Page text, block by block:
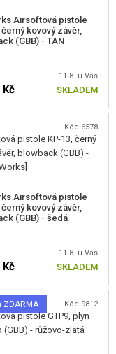
Airsoftová pistole
černý kovový závěr,
(GBB) - TAN
11.8. u Vás
Kč SKLADEM
Kód 6578
Airsoftová pistole
černý kovový závěr,
(GBB) - šedá
11.8. u Vás
Kč SKLADEM
ZDARMA Kód 9812